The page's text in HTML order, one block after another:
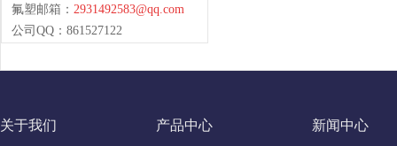
氟塑邮箱： 2931492583@qq.com
公司QQ：861527122
关于我们 产品中心 新闻中心